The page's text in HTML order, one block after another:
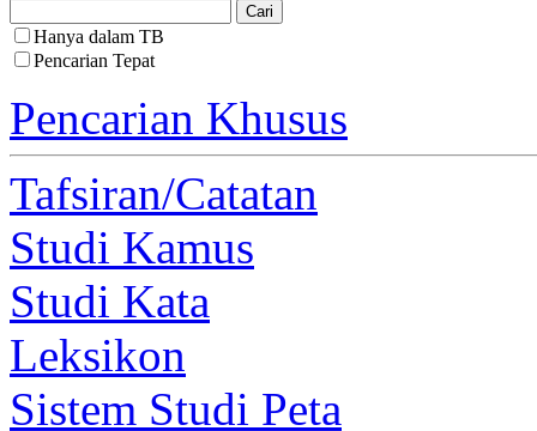
Hanya dalam TB
Pencarian Tepat
Pencarian Khusus
Tafsiran/Catatan
Studi Kamus
Studi Kata
Leksikon
Sistem Studi Peta